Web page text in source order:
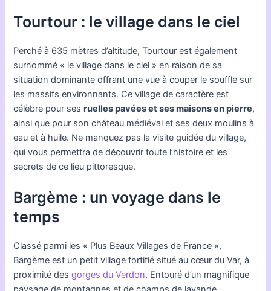
Tourtour : le village dans le ciel
Perché à 635 mètres d’altitude, Tourtour est également
surnommé « le village dans le ciel » en raison de sa
situation dominante offrant une vue à couper le souffle sur
les massifs environnants. Ce village de caractère est
célèbre pour sesruelles pavées et ses maisons en pierre,
ainsi que pour son château médiéval et ses deux moulins à
eau et à huile. Ne manquez pas la visite guidée du village,
qui vous permettra de découvrir toute l’histoire et les
secrets de ce lieu pittoresque.
Bargème : un voyage dans le
temps
Classé parmi les « Plus Beaux Villages de France »,
Bargème est un petit village fortifié situé au cœur du Var, à
proximité desgorges du Verdon. Entouré d’un magnifique